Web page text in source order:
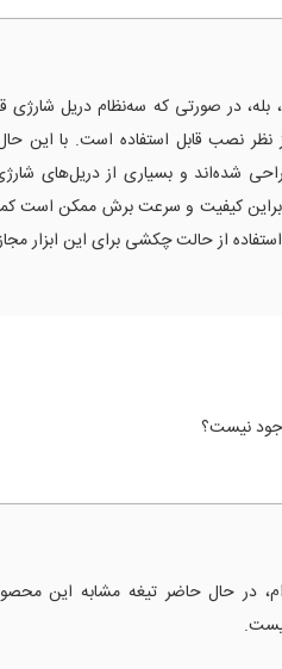
بله، در صورتی که سه‌نظام دریل
نظر نصب قابل استفاده است. با این
شده‌اند و بسیاری از دریل‌های
کیفیت و سرعت برش ممکن است
از حالت چکشی برای این ابزار